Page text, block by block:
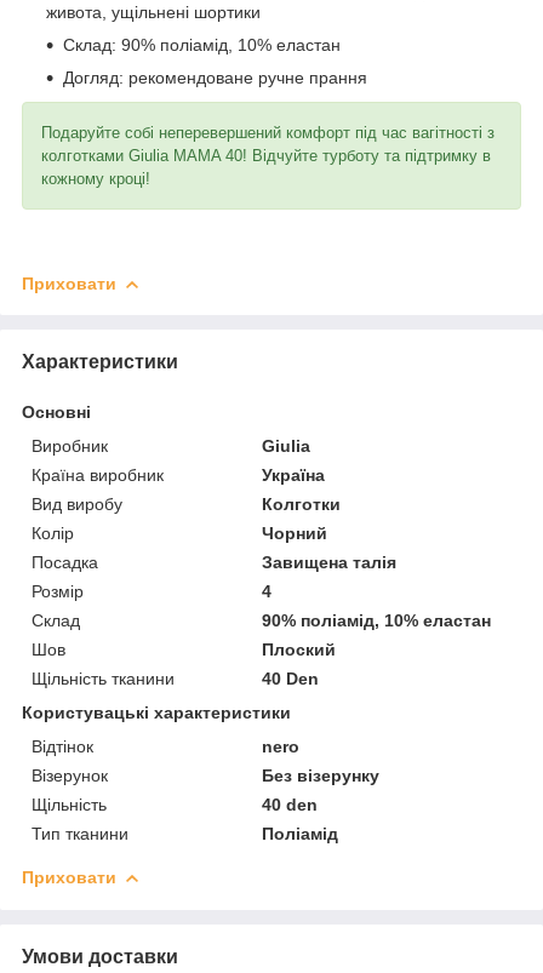
живота, ущільнені шортики
Склад: 90% поліамід, 10% еластан
Догляд: рекомендоване ручне прання
Подаруйте собі неперевершений комфорт під час вагітності з
колготками Giulia MAMA 40! Відчуйте турботу та підтримку в
кожному кроці!
Приховати
Характеристики
Основні
Виробник
Giulia
Країна виробник
Україна
Вид виробу
Колготки
Колір
Чорний
Посадка
Завищена талія
Розмір
4
Склад
90% поліамід, 10% еластан
Шов
Плоский
Щільність тканини
40 Den
Користувацькі характеристики
Відтінок
nero
Візерунок
Без візерунку
Щільність
40 den
Тип тканини
Поліамід
Приховати
Умови доставки